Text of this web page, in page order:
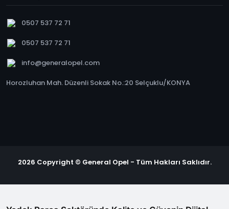
0507 537 72 71
0507 537 72 71
info@generalopel.com
Horozluhan Mah. Düzenli Sokak No.:20 Selçuklu/KONYA
2026 Copyright © General Opel - Tüm Hakları Saklıdır.